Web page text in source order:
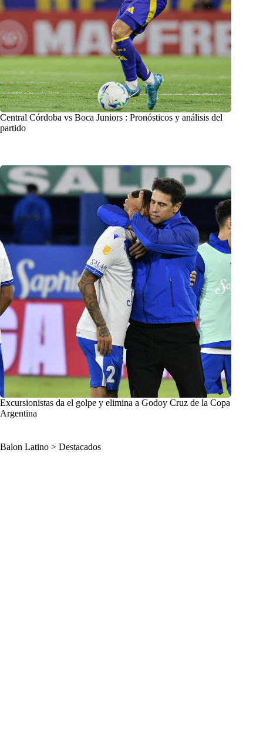
Central Córdoba vs Boca Juniors : Pronósticos y análisis del
partido
Excursionistas da el golpe y elimina a Godoy Cruz de la Copa
Argentina
Balon Latino > Destacados